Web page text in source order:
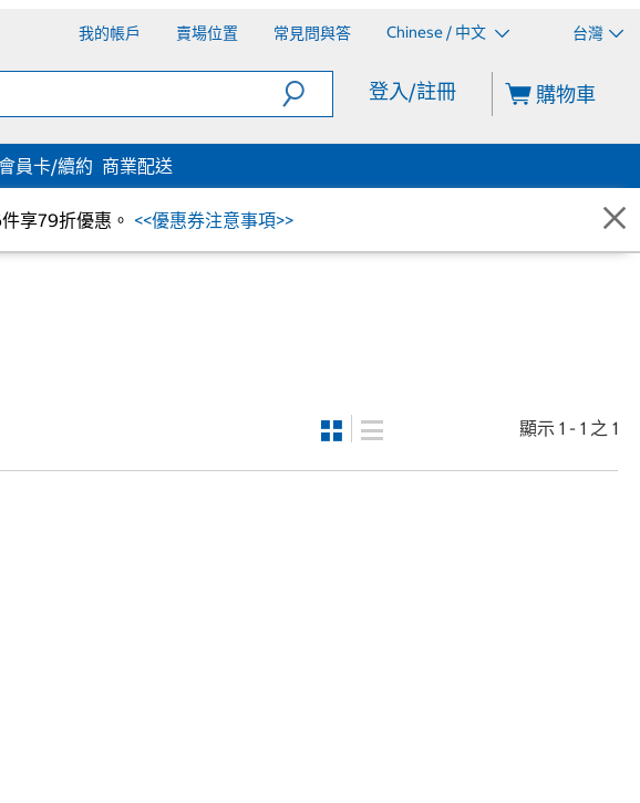
我的帳戶 賣場位置 常見問與答 Chinese / 中文 台灣
登入/註冊 購物車
員卡/續約 商業配送
享79折優惠。 <<優惠券注意事項>>
顯示 1 - 1 之 1